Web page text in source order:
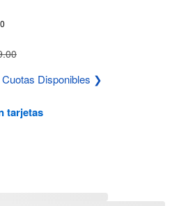
Cuotas Disponibles ❯
tarjetas